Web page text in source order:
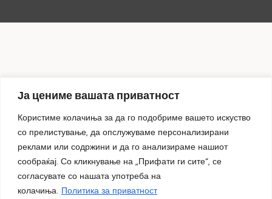
Ја цениме вашата приватност
Користиме колачиња за да го подобриме вашето искуство
со прелистување, да опслужуваме персонализирани
реклами или содржини и да го анализираме нашиот
сообраќај. Со кликнување на „Прифати ги сите“, се
согласувате со нашата употреба на
колачиња. Политика за приватност
Маркетинг